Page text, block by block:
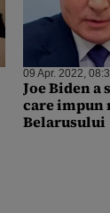
09 Apr. 2022,
Joe Biden a
care impun
Belarusului